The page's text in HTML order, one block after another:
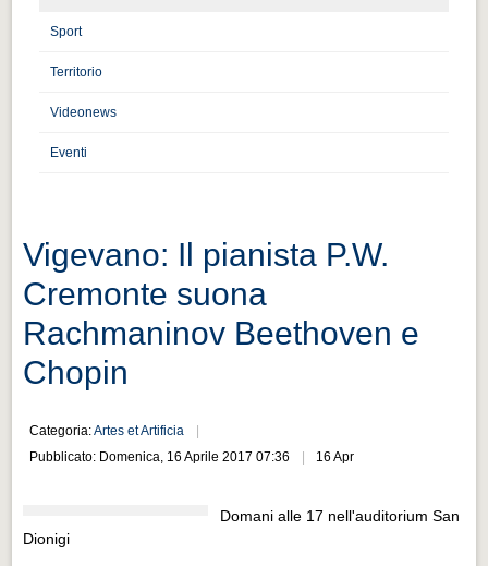
Muoversi a Vigevano
Cultura e turismo 4.0
PROGETTI
PROGETTI
Progetti Aperti
Progetti Aperti
Progetti Realizzati
Progetti Realizzati
EVENTI
Sport
Territorio
Videonews
Eventi
Vigevano: Il pianista P.W.
Cremonte suona
Rachmaninov Beethoven e
Chopin
Categoria:Artes et Artificia
Pubblicato: Domenica, 16 Aprile 2017 07:36
16 Apr
Domani alle 17 nell'auditorium San
Dionigi